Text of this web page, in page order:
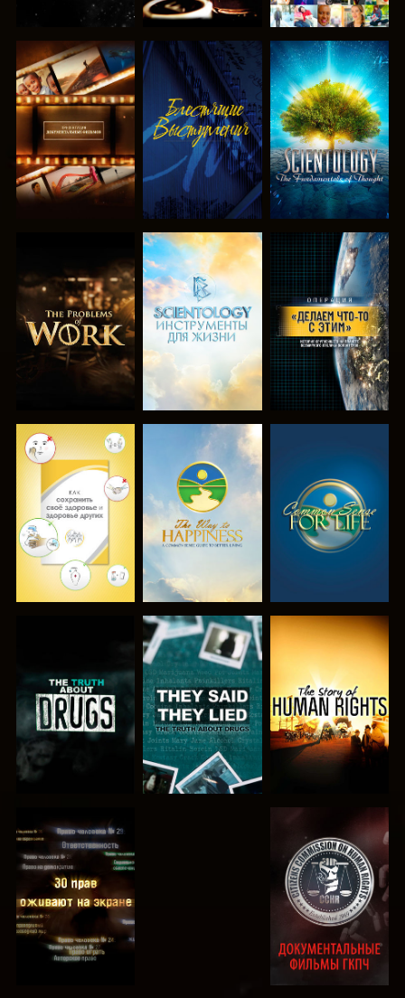
СМОТРЕТЬ
ПЕРЕДАЧИ
СМОТРЕТЬ
СМОТРЕТЬ
ПЕРЕДАЧИ
СМОТРЕТЬ
ПЕРЕДАЧИ
СМОТРЕТЬ
ПЕРЕДАЧИ
СМОТРЕТЬ
СМОТРЕТЬ СМОТРЕТЬ СМОТРЕТЬ
СМОТРЕТЬ СМОТРЕТЬ
СМОТРЕТЬ СМОТРЕТЬ